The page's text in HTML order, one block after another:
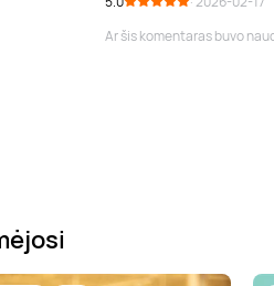
Ar šis komentaras buvo